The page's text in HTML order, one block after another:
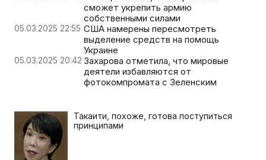
сможет укрепить армию
собственными силами
05.03.2025 22:55 США намерены пересмотреть
выделение средств на помощь
Украине
05.03.2025 20:42 Захарова отметила, что мировые
деятели избавляются от
фотокомпромата с Зеленским
Такаити, похоже, готова поступиться
принципами